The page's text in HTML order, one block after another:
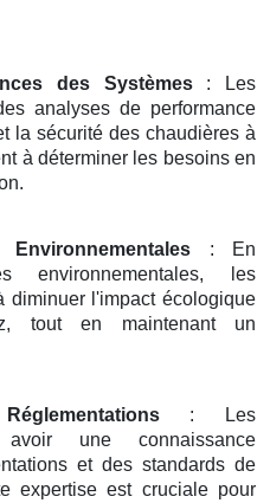
des Systèmes: Les
analyses de performance
la sécurité des chaudières à
à déterminer les besoins en
: En
environnementales, les
diminuer l'impact écologique
tout en maintenant un
: Les
avoir une connaissance
et des standards de
expertise est cruciale pour